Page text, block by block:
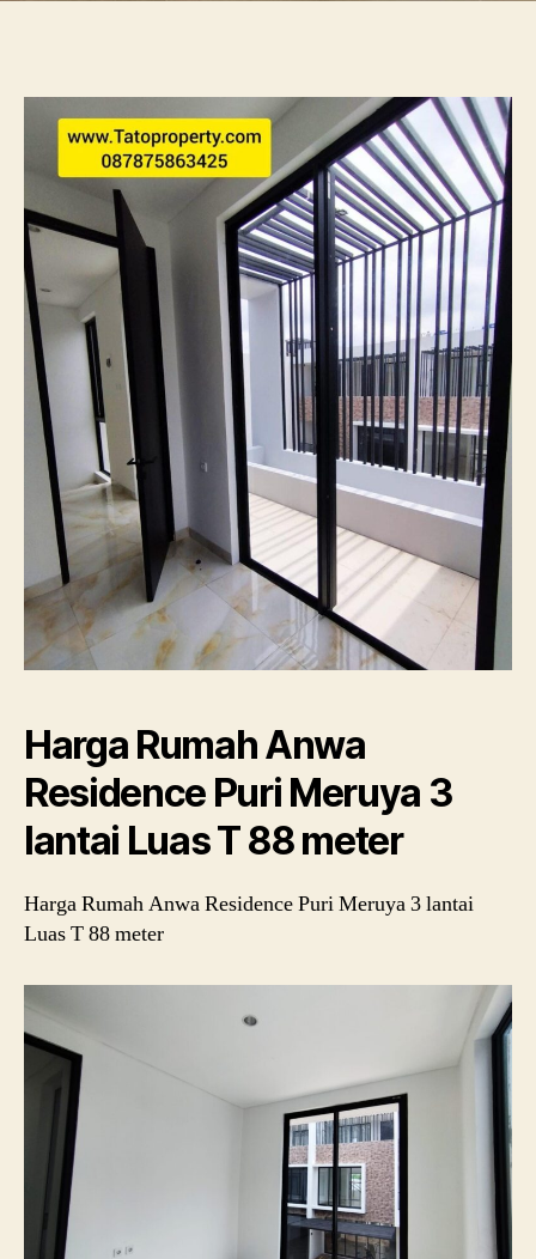
Harga Rumah Anwa
Residence Puri Meruya 3
lantai Luas T 88 meter
Harga Rumah Anwa Residence Puri Meruya 3 lantai
Luas T 88 meter